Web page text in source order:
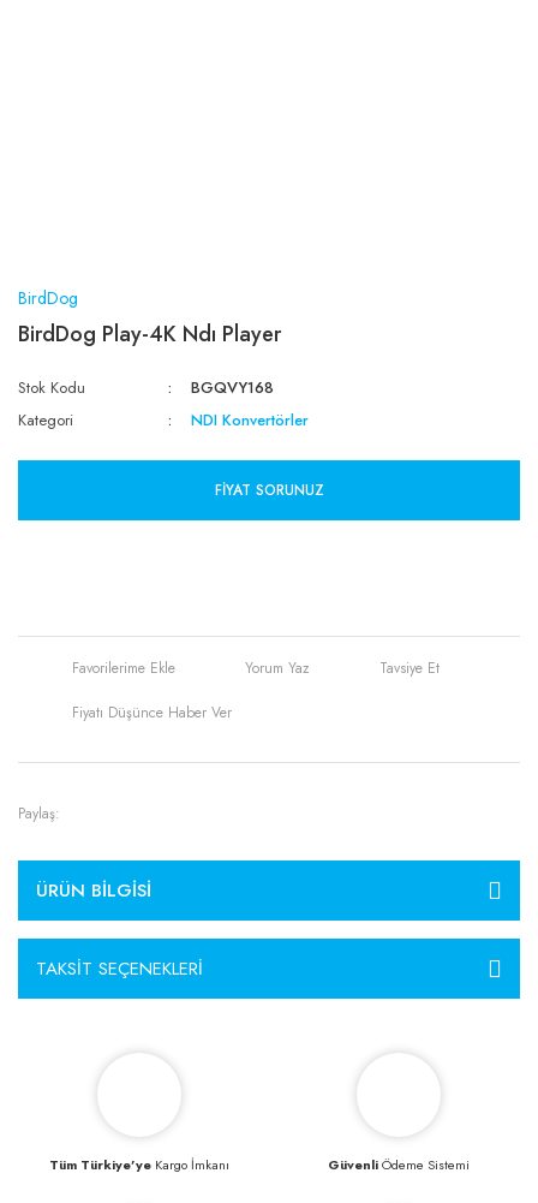
BirdDog
BirdDog Play-4K Ndı Player
Stok Kodu
BGQVY168
Kategori
NDI Konvertörler
FIYAT SORUNUZ
Yorum Yaz Tavsiye Et
Fiyatı Düşünce Haber Ver
Paylaş:
ÜRÜN BILGISI
TAKSIT SEÇENEKLERI
Tüm Türkiye’yeKargo İmkanı GüvenliÖdeme Sistemi